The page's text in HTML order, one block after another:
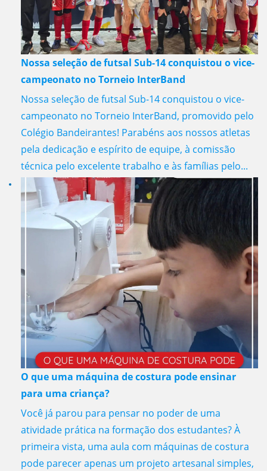
Nossa seleção de futsal Sub-14 conquistou o vice-
campeonato no Torneio InterBand
Nossa seleção de futsal Sub-14 conquistou o vice-
campeonato no Torneio InterBand, promovido pelo
Colégio Bandeirantes! Parabéns aos nossos atletas
pela dedicação e espírito de equipe, à comissão
técnica pelo excelente trabalho e às famílias pelo...
O que uma máquina de costura pode ensinar
para uma criança?
Você já parou para pensar no poder de uma
atividade prática na formação dos estudantes? À
primeira vista, uma aula com máquinas de costura
pode parecer apenas um projeto artesanal simples,